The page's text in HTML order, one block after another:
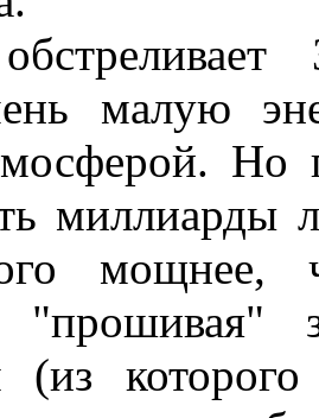
малую
Но
миллиарды
мощнее,
"прошивая"
(из